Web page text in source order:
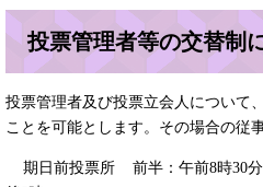
投票管理者等の交替制
投票管理者及び投票立会人について
ことを可能とします。その場合の従
期日前投票所 前半：午前8時30